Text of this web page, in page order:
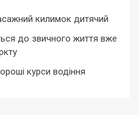
килимок дитячий
до звичного життя вже
курси водіння